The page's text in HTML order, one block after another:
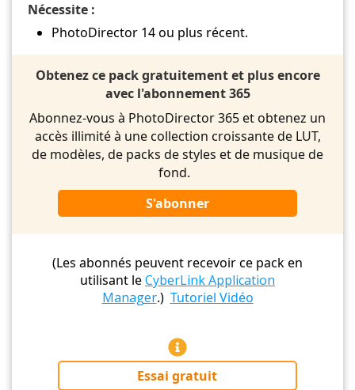
Nécessite :
PhotoDirector 14 ou plus récent.
Obtenez ce pack gratuitement et plus encore
avec l'abonnement 365
Abonnez-vous à PhotoDirector 365 et obtenez un
accès illimité à une collection croissante de LUT,
de modèles, de packs de styles et de musique de
fond.
S'abonner
(Les abonnés peuvent recevoir ce pack en
utilisant leCyberLink Application
Manager.) Tutoriel Vidéo
Essai gratuit